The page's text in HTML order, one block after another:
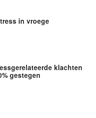
in vroege
klachten
gestegen